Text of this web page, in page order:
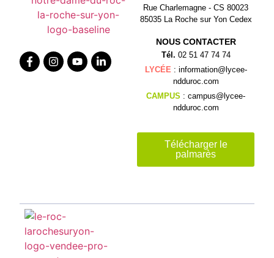
Rue Charlemagne - CS 80023
85035 La Roche sur Yon Cedex
NOUS CONTACTER
Tél. 02 51 47 74 74
LYCÉE: information@lycee-
ndduroc.com
CAMPUS : campus@lycee-
ndduroc.com
Télécharger le
palmarès